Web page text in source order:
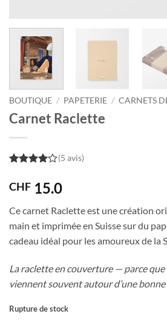
BOUTIQUE / PAPETERIE / CARNETS
Carnet Raclette
5
(5 avis)
CHF 15.0
Ce carnet Raclette est une création
main et imprimée en Suisse sur du
cadeau idéal pour les amoureux de la
La raclette en couverture — parce que
viennent souvent autour d’une
Rupture de stock